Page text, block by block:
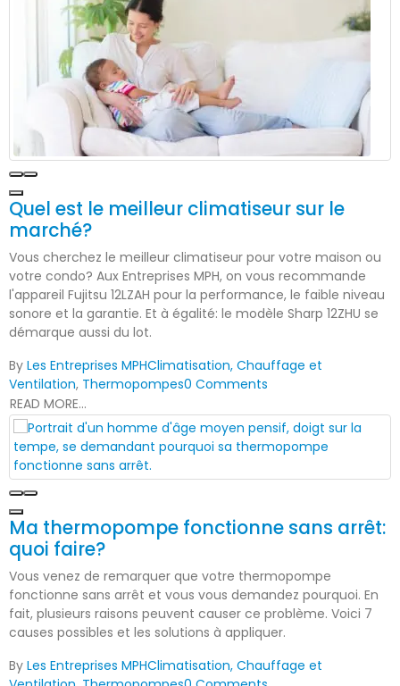
Quel est le meilleur climatiseur sur le
marché?
Vous cherchez le meilleur climatiseur pour votre maison ou
votre condo? Aux Entreprises MPH, on vous recommande
l'appareil Fujitsu 12LZAH pour la performance, le faible niveau
sonore et la garantie. Et à égalité: le modèle Sharp 12ZHU se
démarque aussi du lot.
By Les Entreprises MPHClimatisation, Chauffage et
Ventilation, Thermopompes0 Comments
READ MORE...
Ma thermopompe fonctionne sans arrêt:
quoi faire?
Vous venez de remarquer que votre thermopompe
fonctionne sans arrêt et vous vous demandez pourquoi. En
fait, plusieurs raisons peuvent causer ce problème. Voici 7
causes possibles et les solutions à appliquer.
By Les Entreprises MPHClimatisation, Chauffage et